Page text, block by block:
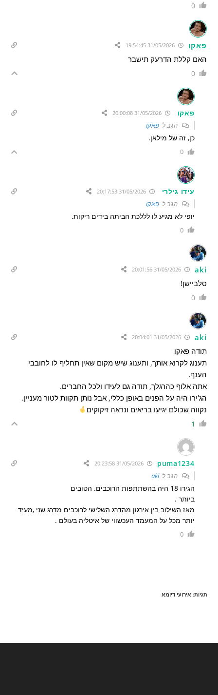
0
פאקו 31/05/2026 19:54:45
האם קללת הדרעק תישבר
0
פאקו 31/05/2026 20:00:08
הגב לפאקו
כן, זה של מילאן.
0
עידו גילרי 31/05/2026 20:17:53
הגב לפאקו
יופי לא מגיע לו לללכת הביתה בידים ריקות.
0
aki
סלביישן!
0
aki
תודה פאקו
תענוג לקרוא אותך, ותענוג שיש מקום שאין תחליף לו לחובבי
הענף.
אתה אלוף כהרגלך, תודה גם לעידו ולכל החברים.
הג'ירו היה על הפנים באופן כללי, אבל נותן תקוות לטור מעניין.
נקווה שכולם יגיעו בריאים ונראה זיקוקים
1
puma1234
31/05/2026 20:23:58
הגב לaki
הגירו 18 היה בהשתתפות הרוכבים. הטובים
ביותר .
מאז השילוב בין אירגון מהדרג השלישי לרוכבים מדרג שני ,מעיד
יותר מכל על המעמד העכשווי של איטליה בעולם .
0
תגיות: אירועי דיומא